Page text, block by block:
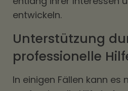
entwickeln.
Unterstützung
professionelle
In einigen Fällen kann es